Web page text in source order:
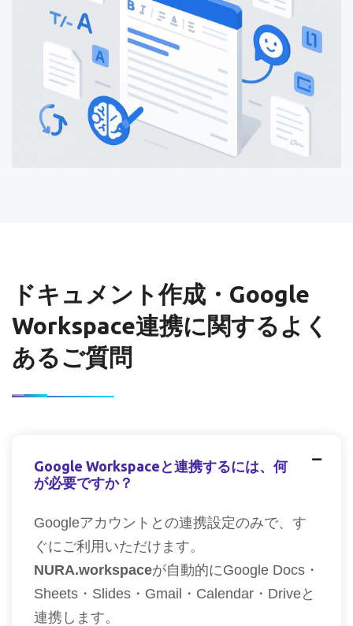
ドキュメント作成・Google
Workspace連携に関するよく
あるご質問
Google Workspaceと連携するには、何
が必要ですか？
Googleアカウントとの連携設定のみで、す
ぐにご利用いただけます。
NURA.workspaceが自動的にGoogle Docs・
Sheets・Slides・Gmail・Calendar・Driveと
連携します。